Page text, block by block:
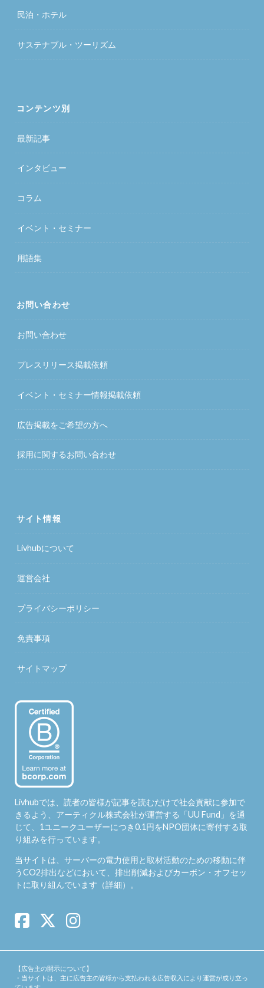
民泊・ホテル
サステナブル・ツーリズム
コンテンツ別
最新記事
インタビュー
コラム
イベント・セミナー
用語集
お問い合わせ
お問い合わせ
プレスリリース掲載依頼
イベント・セミナー情報掲載依頼
広告掲載をご希望の方へ
採用に関するお問い合わせ
サイト情報
Livhubについて
運営会社
プライバシーポリシー
免責事項
サイトマップ
Livhubでは、読者の皆様が記事を読むだけで社会貢献に参加で
きるよう、アーティクル株式会社が運営する「UU Fund 」を通
じて、1ユニークユーザーにつき0.1円をNPO団体に寄付する取
り組みを行っています。
当サイトは、サーバーの電力使用と取材活動のための移動に伴
うCO2排出などにおいて、排出削減およびカーボン・オフセッ
トに取り組んでいます（詳細）。
【広告主の開示について】
・当サイトは、主に広告主の皆様から支払われる広告収入により運営が成り立っ